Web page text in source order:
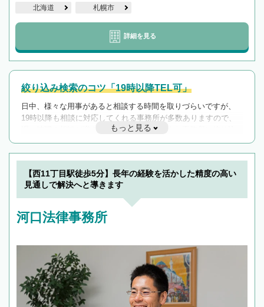
北海道 札幌市
詳細を見る
絞り込み検索のコツ「19時以降TEL可」
日中、様々な用事があると相談する時間を取りづらいですが、
19時以降も相談に対応してくれる事務所が多数ありますので、
遅い時間の相談が増えそうな場合はそのような事務所に絞り込
んで検索してみましょう。
19時以降TEL可の条件
を加えて再検索
もっと見る
【西11丁目駅徒歩5分】長年の経験を活かした精度の高い
見通しで解決へと導きます
河口法律事務所